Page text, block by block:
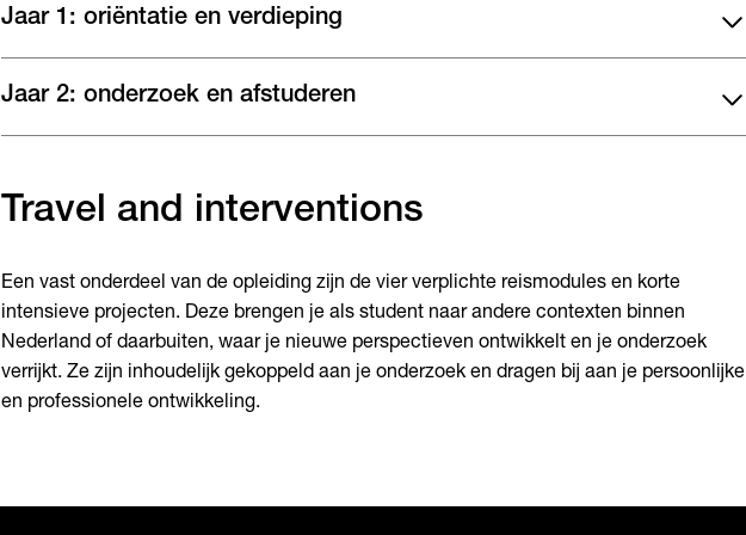
Jaar 1: oriëntatie en verdieping
Jaar 2: onderzoek en afstuderen
Travel and interventions
Een vast onderdeel van de opleiding zijn de vier verplichte reismodules en korte
intensieve projecten. Deze brengen je als student naar andere contexten binnen
Nederland of daarbuiten, waar je nieuwe perspectieven ontwikkelt en je onderzoek
verrijkt. Ze zijn inhoudelijk gekoppeld aan je onderzoek en dragen bij aan je persoonlijke
en professionele ontwikkeling.